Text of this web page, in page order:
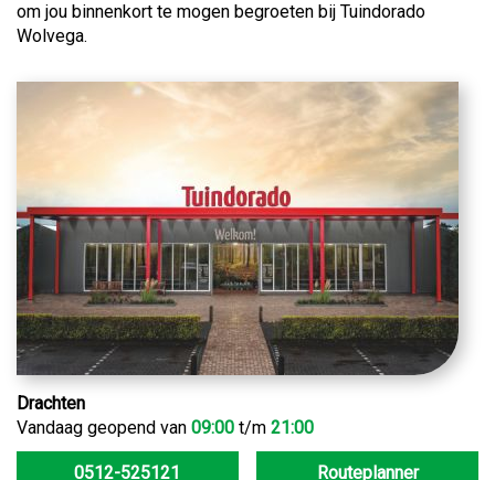
om jou binnenkort te mogen begroeten bij Tuindorado
Wolvega.
Drachten
Vandaag geopend van 09:00 t/m 21:00
0512-525121 Routeplanner